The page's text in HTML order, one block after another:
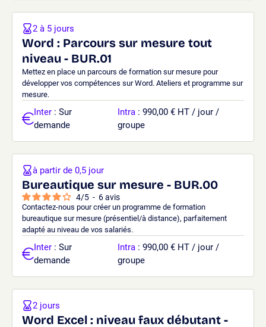
Word : Parcours sur mesure tout
niveau - BUR.01
Mettez en place un parcours de formation sur mesure pour
développer vos compétences sur Word. Ateliers et programme sur
mesure.
2 à 5 jours
Inter : Sur
demande
Intra: 990,00 € HT / jour /
groupe
Bureautique sur mesure - BUR.00
4/5 - 6avis
Contactez-nous pour créer un programme de formation
bureautique sur mesure (présentiel/à distance), parfaitement
adapté au niveau de vos salariés.
à partir de 0,5 jour
Inter : Sur
demande
Intra: 990,00 € HT / jour /
groupe
Word Excel : niveau faux débutant -
2 jours